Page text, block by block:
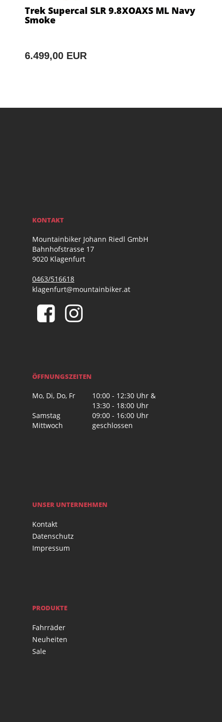
Trek Supercal SLR 9.8XOAXS ML Navy
Smoke
6.499,00 EUR
KONTAKT
Mountainbiker Johann Riedl GmbH
Bahnhofstrasse 17
9020 Klagenfurt
0463/516618
klagenfurt@mountainbiker.at
ÖFFNUNGSZEITEN
Mo, Di, Do, Fr
10:00 - 12:30 Uhr &
13:30 - 18:00 Uhr
Samstag
09:00 - 16:00 Uhr
Mittwoch
geschlossen
UNSER UNTERNEHMEN
Kontakt
Datenschutz
Impressum
PRODUKTE
Fahrräder
Neuheiten
Sale